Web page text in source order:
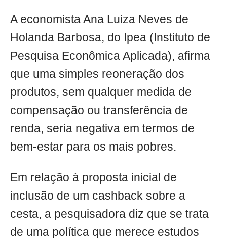
A economista Ana Luiza Neves de
Holanda Barbosa, do Ipea (Instituto de
Pesquisa Econômica Aplicada), afirma
que uma simples reoneração dos
produtos, sem qualquer medida de
compensação ou transferência de
renda, seria negativa em termos de
bem-estar para os mais pobres.
Em relação à proposta inicial de
inclusão de um cashback sobre a
cesta, a pesquisadora diz que se trata
de uma política que merece estudos